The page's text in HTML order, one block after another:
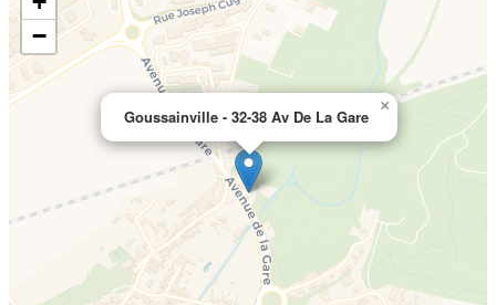
Goussainville - 32-38 Av De La Gare
×
−